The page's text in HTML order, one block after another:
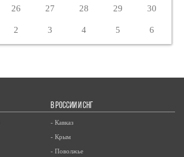
26 27 28 29 30
2 3 4 5 6
В РОССИИ И СНГ
- Кавказ
- Крым
- Поволжье